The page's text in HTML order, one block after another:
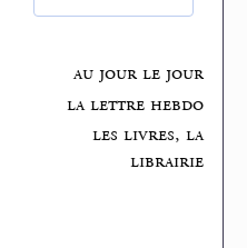
au jour le jour
la lettre hebdo
les livres, la
librairie